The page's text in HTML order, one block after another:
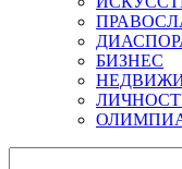
БИЗНЕС